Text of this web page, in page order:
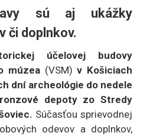
sú aj ukážky
či doplnkov.
účelovej budovy
múzea (VSM)v Košiciach
dní archeológie do nedele
depoty zo Stredy
Súčasťou sprievodnej
odevov a doplnkov,